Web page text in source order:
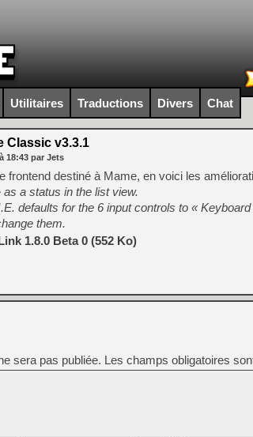
Utilitaires Traductions Divers Chat
Classic v3.3.1
à 18:43 par Jets
frontend destiné à Mame, en voici les
a status in the list view.
defaults for the 6 input controls to «
them.
1.8.0 Beta 0 (552 Ko)
sera pas publiée. Les champs obligatoires